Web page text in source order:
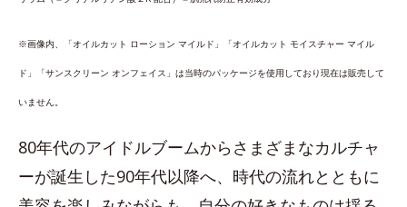
※画像内、「オイルカット ローション マイルド」「オイルカット モイスチャー マイル
ド」「サンスクリーン オンフェイス」は当時のパッケージを使用しており現在は販売して
いません。
80年代のアイドルブームからさまざまなカルチャ
ーが誕生した90年代以降へ、時代の流れとともに